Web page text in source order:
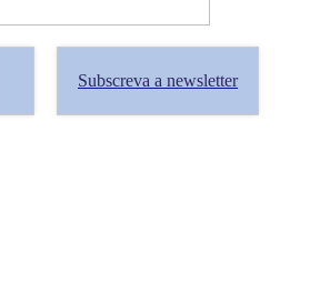
Subscreva a newsletter